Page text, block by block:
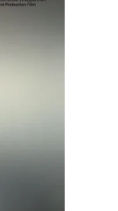
ละความพึงพอใจใ
สี UV และรักษา